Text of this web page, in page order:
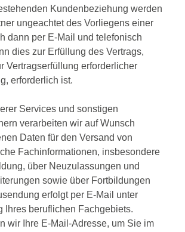
Kundenbeziehung werden
ungeachtet des Vorliegens einer
dann per E-Mail und telefonisch
dies zur Erfüllung des Vertrags,
Vertragserfüllung erforderlicher
erforderlich ist.
Services und sonstigen
verarbeiten wir auf Wunsch
Daten für den Versand von
Fachinformationen, insbesondere
über Neuzulassungen und
sowie über Fortbildungen
erfolgt per E-Mail unter
Ihres beruflichen Fachgebiets.
wir Ihre E-Mail-Adresse, um Sie im